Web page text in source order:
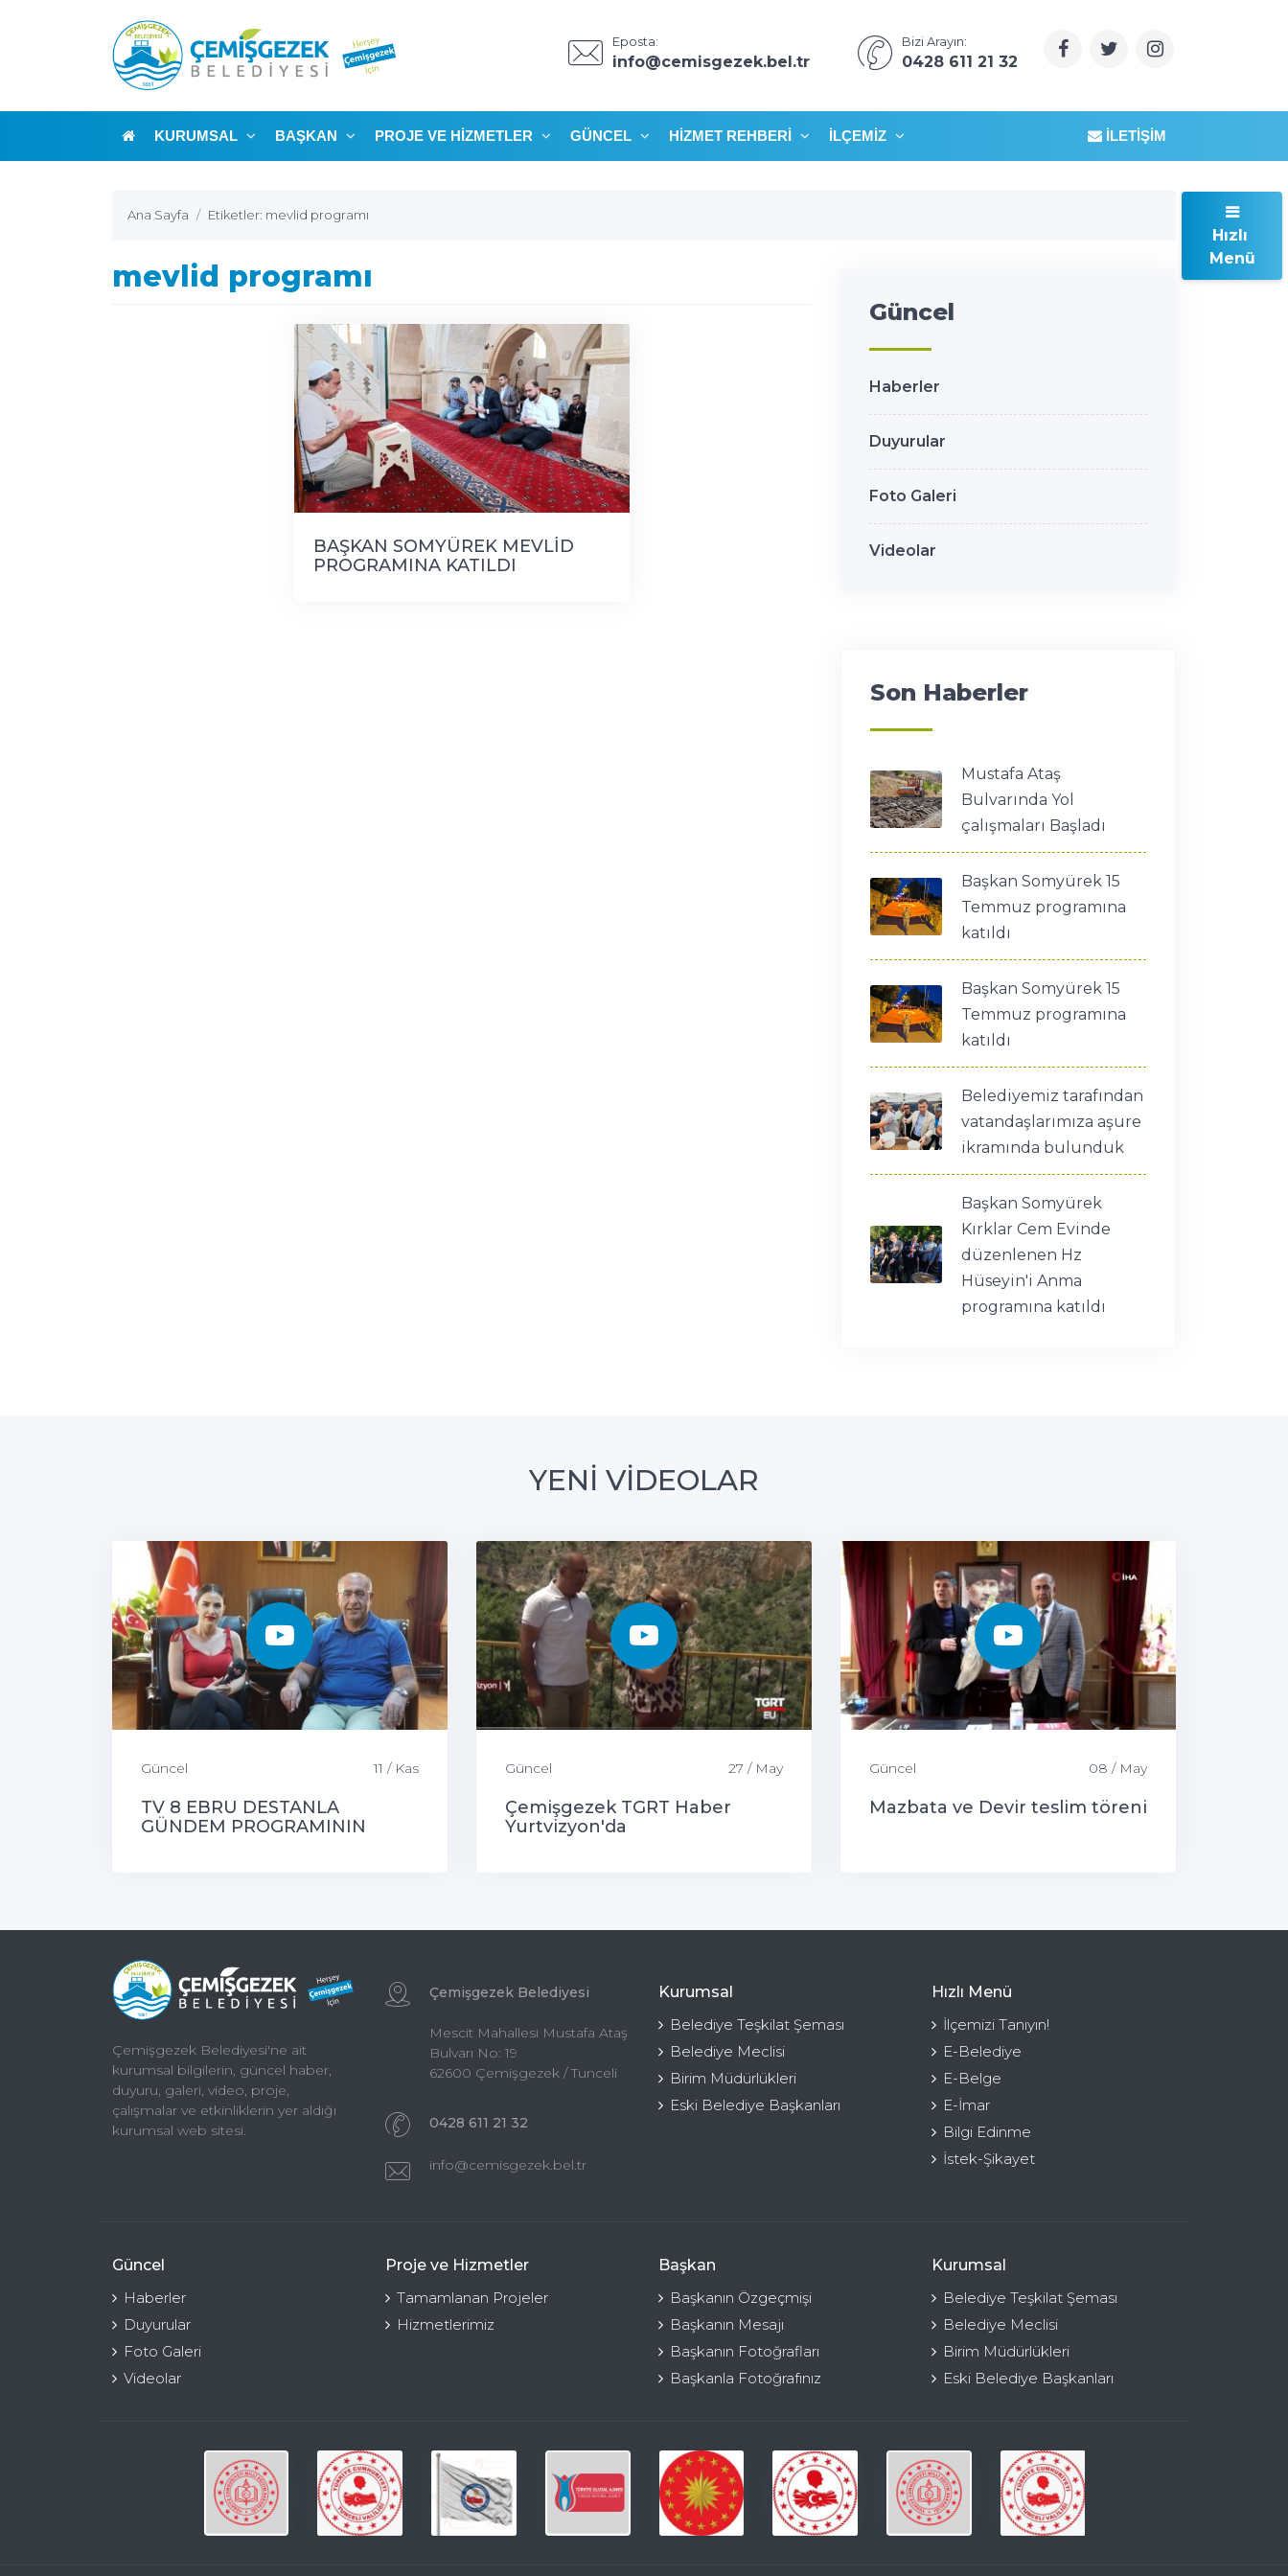
Eposta:
info@cemisgezek.bel.tr
Bizi Arayın:
0428 611 21 32
KURUMSAL BAŞKAN PROJE VE HIZMETLER GÜNCEL HIZMET REHBERI İLÇEMIZ İLETIŞIM
Ana Sayfa Etiketler: mevlid programı
mevlid programı
BAŞKAN SOMYÜREK MEVLİD
PROGRAMINA KATILDI
Güncel
Haberler
Duyurular
Foto Galeri
Videolar
Son Haberler
Mustafa Ataş
Bulvarında Yol
çalışmaları Başladı
Başkan Somyürek 15
Temmuz programına
katıldı
Başkan Somyürek 15
Temmuz programına
katıldı
Belediyemiz tarafından
vatandaşlarımıza aşure
ikramında bulunduk
Başkan Somyürek
Kırklar Cem Evinde
düzenlenen Hz
Hüseyin'i Anma
programına katıldı
YENİ VİDEOLAR
Güncel 11 / Kas
TV 8 EBRU DESTANLA
GÜNDEM PROGRAMININ
Güncel 27 / May
Çemişgezek TGRT Haber
Yurtvizyon'da
Güncel 08 / May
Mazbata ve Devir teslim töreni
Çemişgezek Belediyesi'ne ait
kurumsal bilgilerin, güncel haber,
duyuru, galeri, video, proje,
çalışmalar ve etkinliklerin yer aldığı
kurumsal web sitesi.
Çemişgezek Belediyesi
Mescit Mahallesi Mustafa Ataş
Bulvarı No: 19
62600 Çemişgezek / Tunceli
0428 611 21 32
info@cemisgezek.bel.tr
Kurumsal
Belediye Teşkilat Şeması
Belediye Meclisi
Birim Müdürlükleri
Eski Belediye Başkanları
Hızlı Menü
İlçemizi Tanıyın!
E-Belediye
E-Belge
E-İmar
Bilgi Edinme
İstek-Şikayet
Güncel
Haberler
Duyurular
Foto Galeri
Videolar
Proje ve Hizmetler
Tamamlanan Projeler
Hizmetlerimiz
Başkan
Başkanın Özgeçmişi
Başkanın Mesajı
Başkanın Fotoğrafları
Başkanla Fotoğrafınız
Kurumsal
Belediye Teşkilat Şeması
Belediye Meclisi
Birim Müdürlükleri
Eski Belediye Başkanları
Hızlı
Menü